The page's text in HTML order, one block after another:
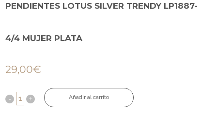
PENDIENTES LOTUS SILVER TRENDY LP1887-
4/4 MUJER PLATA
29,00€
Añadir al carrito